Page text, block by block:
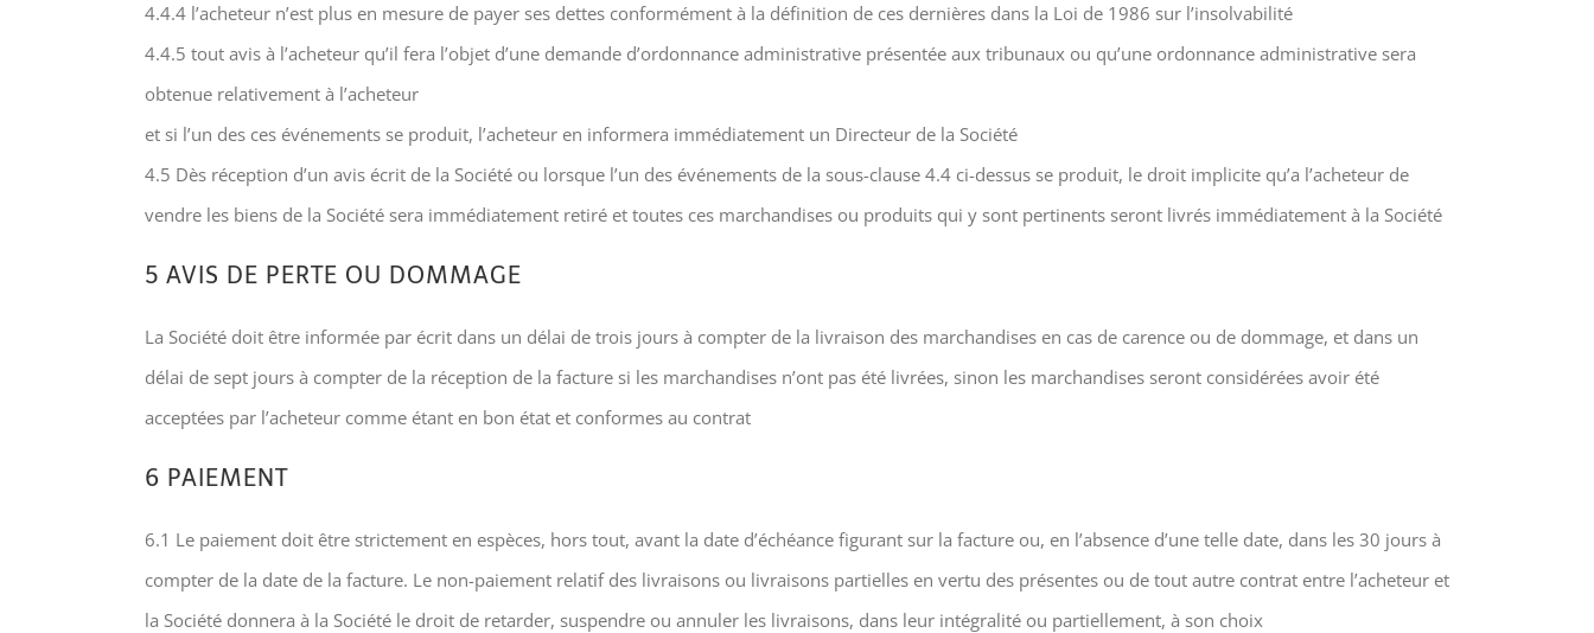
4.4.4 l’acheteur n’est plus en mesure de payer ses dettes conformément à la définition de ces dernières dans la Loi de 1986 sur l’insolvabilité
4.4.5 tout avis à l’acheteur qu’il fera l’objet d’une demande d’ordonnance administrative présentée aux tribunaux ou qu’une ordonnance administrative sera
obtenue relativement à l’acheteur
et si l’un des ces événements se produit, l’acheteur en informera immédiatement un Directeur de la Société
4.5 Dès réception d’un avis écrit de la Société ou lorsque l’un des événements de la sous-clause 4.4 ci-dessus se produit, le droit implicite qu’a l’acheteur de
vendre les biens de la Société sera immédiatement retiré et toutes ces marchandises ou produits qui y sont pertinents seront livrés immédiatement à la Société
5 AVIS DE PERTE OU DOMMAGE
La Société doit être informée par écrit dans un délai de trois jours à compter de la livraison des marchandises en cas de carence ou de dommage, et dans un
délai de sept jours à compter de la réception de la facture si les marchandises n’ont pas été livrées, sinon les marchandises seront considérées avoir été
acceptées par l’acheteur comme étant en bon état et conformes au contrat
6 PAIEMENT
6.1 Le paiement doit être strictement en espèces, hors tout, avant la date d’échéance figurant sur la facture ou, en l’absence d’une telle date, dans les 30 jours à
compter de la date de la facture. Le non-paiement relatif des livraisons ou livraisons partielles en vertu des présentes ou de tout autre contrat entre l’acheteur et
la Société donnera à la Société le droit de retarder, suspendre ou annuler les livraisons, dans leur intégralité ou partiellement, à son choix